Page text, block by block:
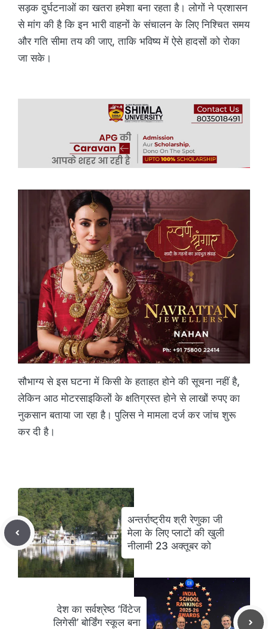
सड़क दुर्घटनाओं का खतरा हमेशा बना रहता है। लोगों ने प्रशासन
से मांग की है कि इन भारी वाहनों के संचालन के लिए निश्चित समय
और गति सीमा तय की जाए, ताकि भविष्य में ऐसे हादसों को रोका
जा सके।
सौभाग्य से इस घटना में किसी के हताहत होने की सूचना नहीं है,
लेकिन आठ मोटरसाइकिलों के क्षतिग्रस्त होने से लाखों रुपए का
नुकसान बताया जा रहा है। पुलिस ने मामला दर्ज कर जांच शुरू
कर दी है।
अन्तर्राष्ट्रीय श्री रेणुका जी
मेला के लिए प्लाटों की खुली
नीलामी 23 अक्तूबर को
देश का सर्वश्रेष्ठ ‘विंटेज
लिगेसी’ बोर्डिंग स्कूल बना